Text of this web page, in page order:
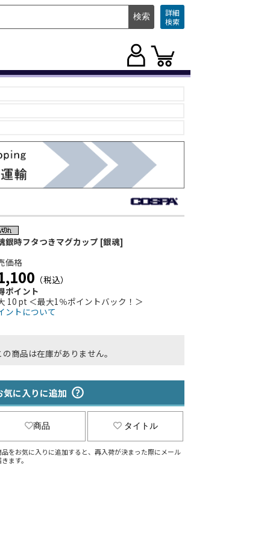
詳細
検索
銀時フタつきマグカップ [銀魂]
価格
（税込）
ポイント
10 pt ＜最大1％ポイントバック！＞
ントについて
の商品は在庫がありません。
気に入りに追加
商品 タイトル
をお気に入りに追加すると、再入荷が決まった際にメール
ます。